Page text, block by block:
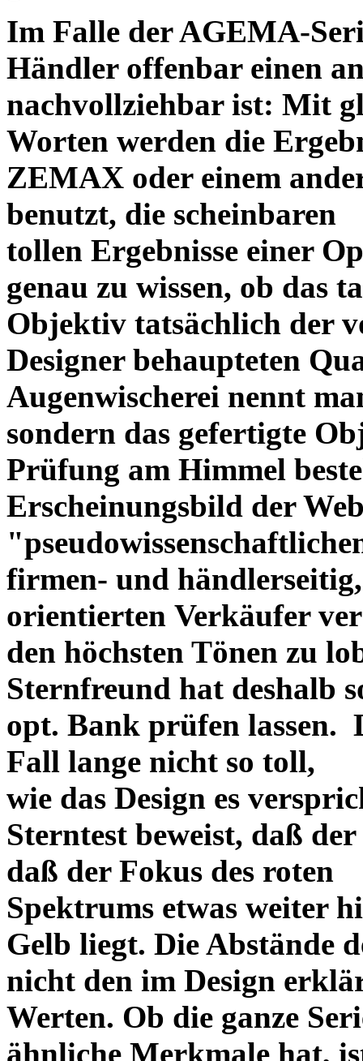
Im Falle der AGEMA-
Händler offenbar einen
nachvollziehbar ist: Mit
Worten werden die
ZEMAX oder einem
benutzt, die scheinbaren
tollen Ergebnisse einer
genau zu wissen, ob das
Objektiv tatsächlich der
Designer behaupteten
Augenwischerei nennt
sondern das gefertigte
Prüfung am Himmel
Erscheinungsbild der
firmen- und
orientierten Verkäufer
den höchsten Tönen zu
Sternfreund hat deshalb
opt. Bank prüfen lassen.
Fall lange nicht so toll,
wie das Design es
Sterntest beweist, daß
daß der Fokus des roten
Spektrums etwas weiter
Gelb liegt. Die Abstände
nicht den im Design
Werten. Ob die ganze
ähnliche Merkmale hat,